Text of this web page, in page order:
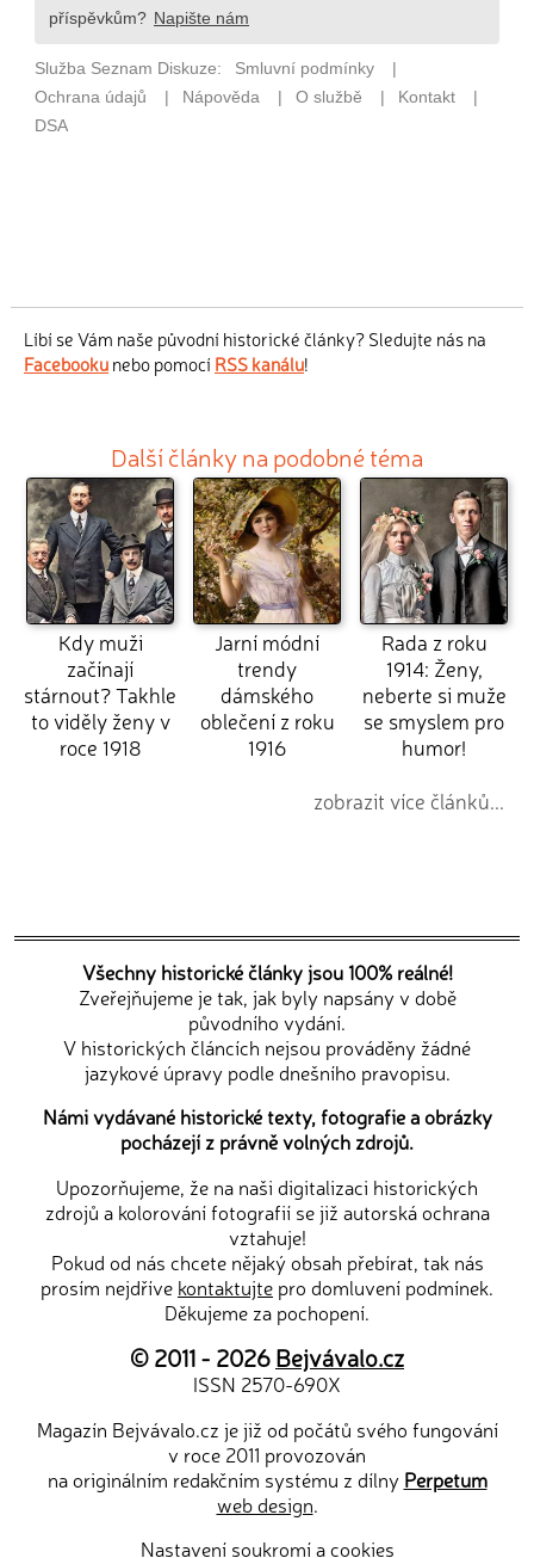
Líbí se Vám naše původní historické články? Sledujte nás na
Facebookunebo pomocí RSS kanálu!
Další články na podobné téma
Kdy muži
začínají
stárnout? Takhle
to viděly ženy v
roce 1918
Jarní módní
trendy
dámského
oblečení z roku
1916
Rada z roku
1914: Ženy,
neberte si muže
se smyslem pro
humor!
zobrazit více článků...
Všechny historické články jsou 100% reálné!
Zveřejňujeme je tak, jak byly napsány v době
původního vydání.
V historických článcích nejsou prováděny žádné
jazykové úpravy podle dnešního pravopisu.
Námi vydávané historické texty, fotografie a obrázky
pocházejí z právně volných zdrojů.
Upozorňujeme, že na naši digitalizaci historických
zdrojů a kolorování fotografií se již autorská ochrana
vztahuje!
Pokud od nás chcete nějaký obsah přebírat, tak nás
prosím nejdříve kontaktujte pro domluvení podmínek.
Děkujeme za pochopení.
© 2011 - 2026Bejvávalo.cz
ISSN 2570-690X
Magazín Bejvávalo.cz je již od počátů svého fungování
v roce 2011 provozován
na originálním redakčním systému z dílny Perpetum
web design.
Nastavení soukromí a cookies